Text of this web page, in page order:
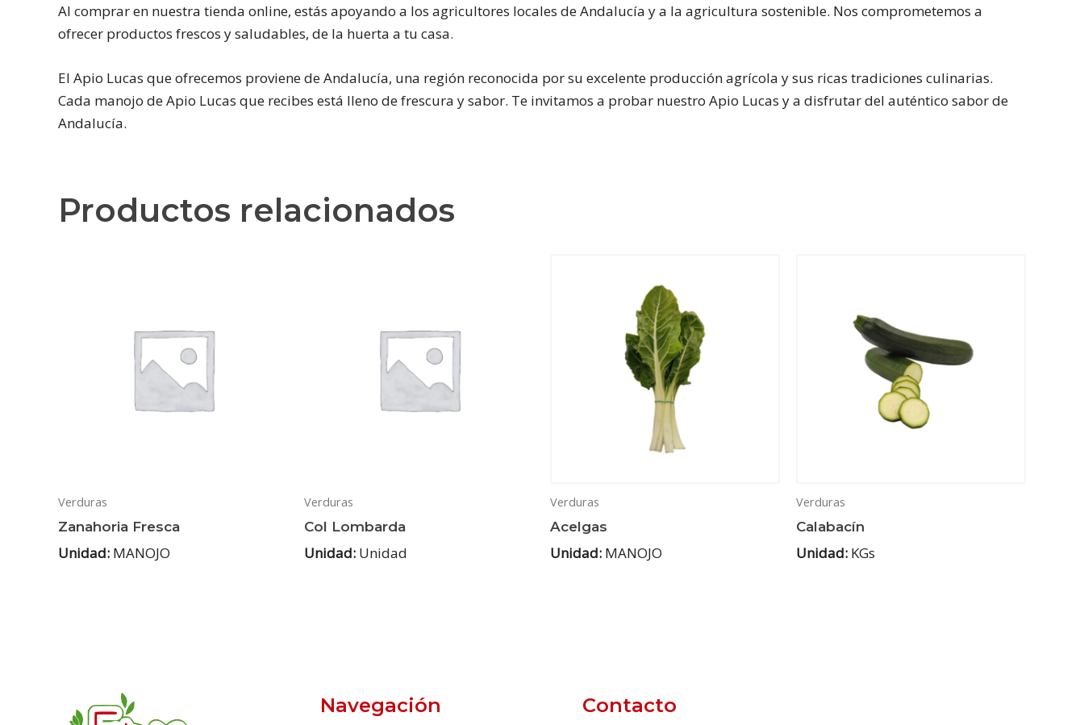
Al comprar en nuestra tienda online, estás apoyando a los agricultores locales de Andalucía y a la agricultura sostenible. Nos comprometemos a
ofrecer productos frescos y saludables, de la huerta a tu casa.
El Apio Lucas que ofrecemos proviene de Andalucía, una región reconocida por su excelente producción agrícola y sus ricas tradiciones culinarias.
Cada manojo de Apio Lucas que recibes está lleno de frescura y sabor. Te invitamos a probar nuestro Apio Lucas y a disfrutar del auténtico sabor de
Andalucía.
Productos relacionados
Verduras
Zanahoria Fresca
Unidad: MANOJO
Verduras
Col Lombarda
Unidad: Unidad
Verduras
Acelgas
Unidad: MANOJO
Verduras
Calabacín
Unidad: KGs
Navegación Contacto